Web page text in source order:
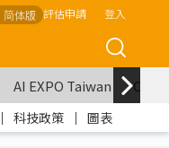
简体版 評估申請 登入
AI EXPO Taiwan
｜ 科技政策 ｜ 圖表